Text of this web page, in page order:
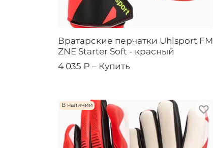
Вратарские перчатки Uhlsport FM
ZNE Starter Soft - красный
4 035 ₽ – Купить
В наличии